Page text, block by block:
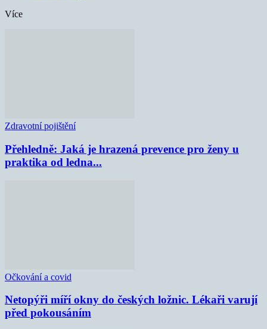
Více
Zdravotní pojištění
Přehledně: Jaká je hrazená prevence pro ženy u
praktika od ledna...
Očkování a covid
Netopýři míří okny do českých ložnic. Lékaři varují
před pokousáním